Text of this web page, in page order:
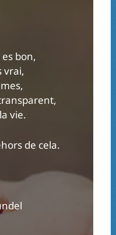
bon,
vrai,
vie.
de cela.